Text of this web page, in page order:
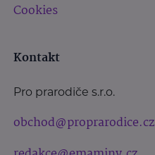
Cookies
Kontakt
Pro prarodiče s.r.o.
obchod@proprarodice.cz